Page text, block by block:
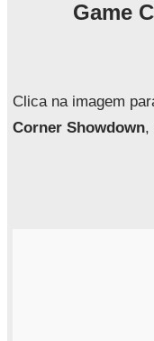
a
Game
Clica na imagem
Corner Showdown,